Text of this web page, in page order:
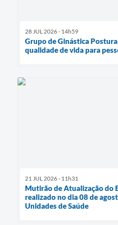
28 JUL 2026 - 14h59
Grupo de Ginástica
qualidade de vida para
21 JUL 2026 - 11h31
Mutirão de Atualização do
realizado no dia 08 de
Unidades de Saúde